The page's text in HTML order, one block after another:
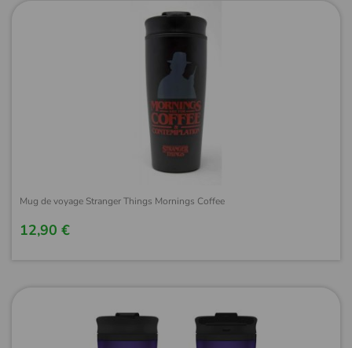
Mug de voyage Stranger Things Mornings Coffee
12,90 €